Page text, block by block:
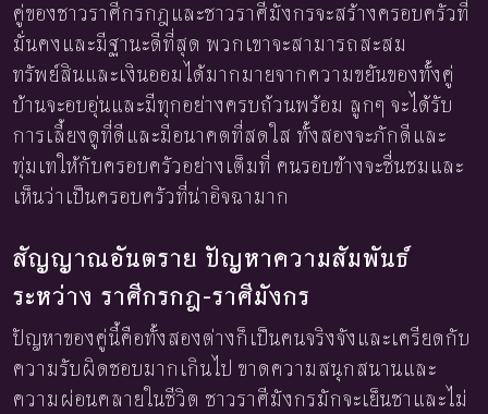
คู่ของชาวราศีกรกฎและชาวราศีมังกรจะสร้างครอบครัวที่
มั่นคงและมีฐานะดีที่สุด พวกเขาจะสามารถสะสม
ทรัพย์สินและเงินออมได้มากมายจากความขยันของทั้งคู่
บ้านจะอบอุ่นและมีทุกอย่างครบถ้วนพร้อม ลูกๆ จะได้รับ
การเลี้ยงดูที่ดีและมีอนาคตที่สดใส ทั้งสองจะภักดีและ
ทุ่มเทให้กับครอบครัวอย่างเต็มที่ คนรอบข้างจะชื่นชมและ
เห็นว่าเป็นครอบครัวที่น่าอิจฉามาก
สัญญาณอันตราย ปัญหาความสัมพันธ์
ระหว่าง ราศีกรกฎ-ราศีมังกร
ปัญหาของคู่นี้คือทั้งสองต่างก็เป็นคนจริงจังและเครียดกับ
ความรับผิดชอบมากเกินไป ขาดความสนุกสนานและ
ความผ่อนคลายในชีวิต ชาวราศีมังกรมักจะเย็นชาและไม่